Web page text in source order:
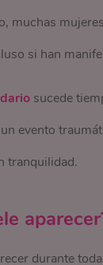
muchas
si han
sucede
evento
tranquilidad.
durante